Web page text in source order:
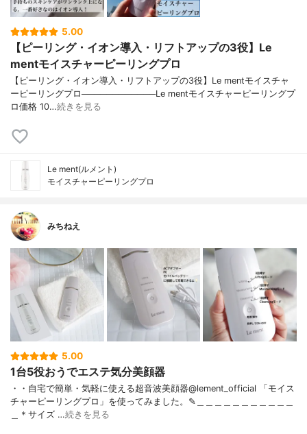
5.00
【ピーリング・イオン導入・リフトアップの3役】Le
mentモイスチャーピーリングプロ
【ピーリング・イオン導入・リフトアップの3役】Le mentモイスチャ
ーピーリングプロ────────────Le mentモイスチャーピーリングプ
ロ価格 10…続きを見る
Le ment(ルメント)
モイスチャーピーリングプロ
みちねえ
5.00
1台5役おうでエステ気分美顔器
・・自宅で簡単・気軽に使える超音波美顔器@lement_official 「モイス
チャーピーリングプロ」を使ってみました。✎︎＿＿＿＿＿＿＿＿＿＿＿
＿＊サイズ …続きを見る